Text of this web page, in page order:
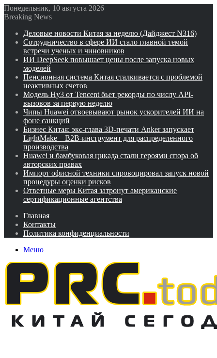
Понедельник, 10 августа 2026
Breaking News
Деловые новости Китая за неделю (Дайджест N316)
Сотрудничество в сфере ИИ стало главной темой
встречи ученых и чиновников
ИИ DeepSeek повышает цены после запуска новых
моделей
Пенсионная система Китая сталкивается с проблемой
неактивных счетов
Модель Hy3 от Tencent бьет рекорды по числу API-
вызовов за первую неделю
Чипы Huawei отвоевывают рынок ускорителей ИИ на
фоне санкций
Бизнес Китая: экс-глава 3D-печати Anker запускает
LightMake – B2B-инструмент для распределенного
производства
Huawei и бамбуковая цикада стали героями спора об
авторских правах
Импорт офисной техники спровоцировал запуск новой
процедуры оценки рисков
Ответные меры Китая затронут американские
сертификационные агентства
Главная
Контакты
Политика конфиденциальности
Меню